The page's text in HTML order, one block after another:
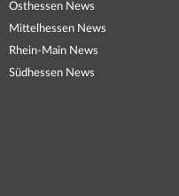
Osthessen News
Mittelhessen News
Rhein-Main News
Südhessen News